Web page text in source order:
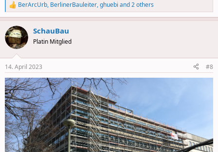
R
e
a
c
t
i
s
:
BerArcUrb, BerlinerBauleiter,ghuebi and 2 others
SchauBau
Platin Mitglied
14. April 2023 #8